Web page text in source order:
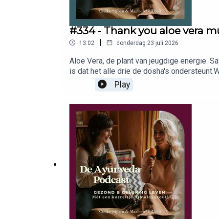
#334 - Thank you aloe vera
13:02 | donderdag 23 juli 2026
Aloë Vera, de plant van jeugdige energie.
is dat het alle drie de dosha's
toevoegingen het fijnst, precies zoals
Benieuwd naar de links die we noemen in
balans, een gezond gewicht, geen
podcast nemen wij, Marleen & Cielke, je
Ayurveda en een druk leven gaan echt
en persoonlijke adviezen delen. Of je nu
de tools, motivatie en het
betekenen en sluit je aan bij duizenden
Play